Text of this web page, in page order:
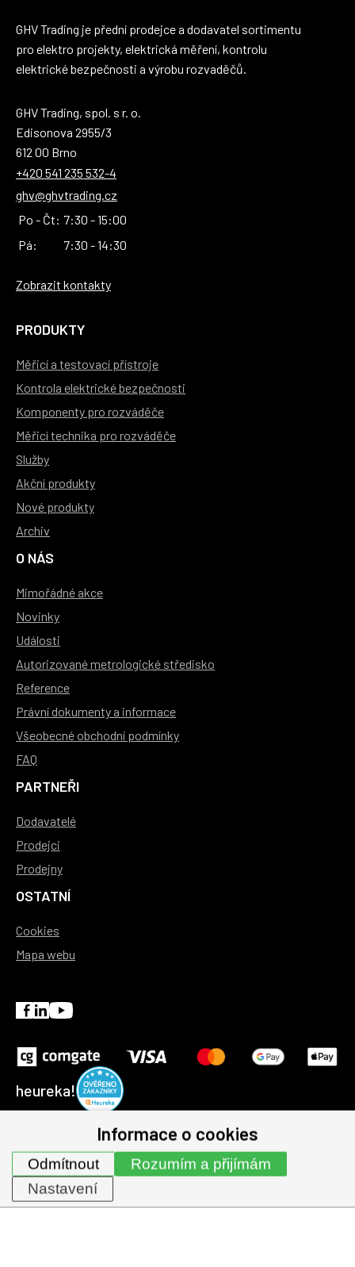
GHV Trading je přední prodejce a dodavatel sortimentu
pro elektro projekty, elektrická měření, kontrolu
elektrické bezpečnosti a výrobu rozvaděčů.
GHV Trading, spol. s r. o.
Edisonova 2955/3
612 00 Brno
+420 541 235 532-4
ghv@ghvtrading.cz
Po - Čt: 7:30 - 15:00
Pá:
7:30 - 14:30
Zobrazit kontakty
PRODUKTY
Měřicí a testovací přístroje
Kontrola elektrické bezpečnosti
Komponenty pro rozváděče
Měřicí technika pro rozváděče
Služby
Akční produkty
Nové produkty
Archiv
O NÁS
Mimořádné akce
Novinky
Události
Autorizované metrologické středisko
Reference
Právní dokumenty a informace
Všeobecné obchodní podmínky
FAQ
PARTNEŘI
Dodavatelé
Prodejci
Prodejny
OSTATNÍ
Cookies
Mapa webu
heureka!
© 1991-2026 | GHV Trading, spol. s r.o. všechna práva
vyhrazena.
Informace o cookies
Rozumím a přijímám
Odmítnout
Nastavení